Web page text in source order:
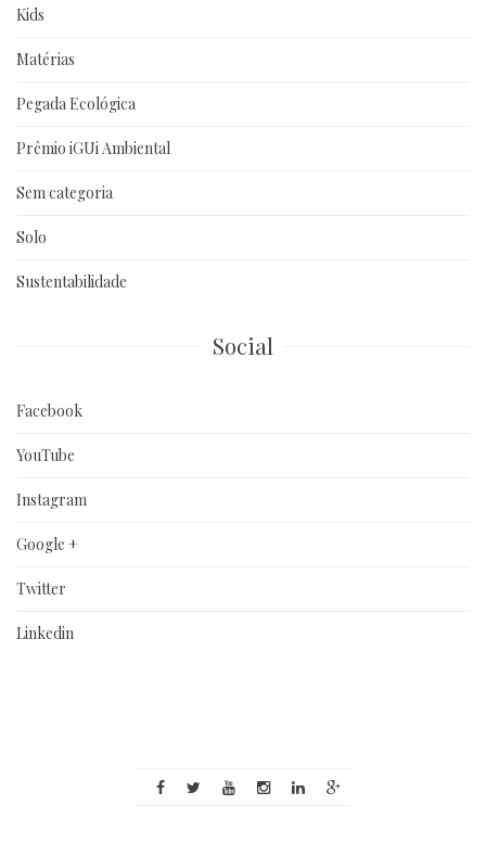
Kids
Matérias
Pegada Ecológica
Prêmio iGUi Ambiental
Sem categoria
Solo
Sustentabilidade
Social
Facebook
YouTube
Instagram
Google +
Twitter
Linkedin